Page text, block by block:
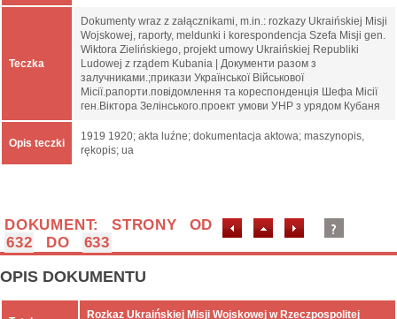
Teczka
Dokumenty wraz z załącznikami, m.in.: rozkazy Ukraińskiej Misji
Wojskowej, raporty, meldunki i korespondencja Szefa Misji gen.
Wiktora Zielińskiego, projekt umowy Ukraińskiej Republiki
Ludowej z rządem Kubania | Документи разом з
залучниками.;прикази Української Військової
Місії.рапорти.повідомлення та кореспонденція Шефа Місії
ген.Віктора Зелінського.проект умови УНР з урядом Кубаня
Opis teczki
1919 1920; akta luźne; dokumentacja aktowa; maszynopis,
rękopis; ua
DOKUMENT: STRONY OD
632
DO 633
OPIS DOKUMENTU
Rozkaz Ukraińskiej Misji Wojskowej w Rzeczpospolitej